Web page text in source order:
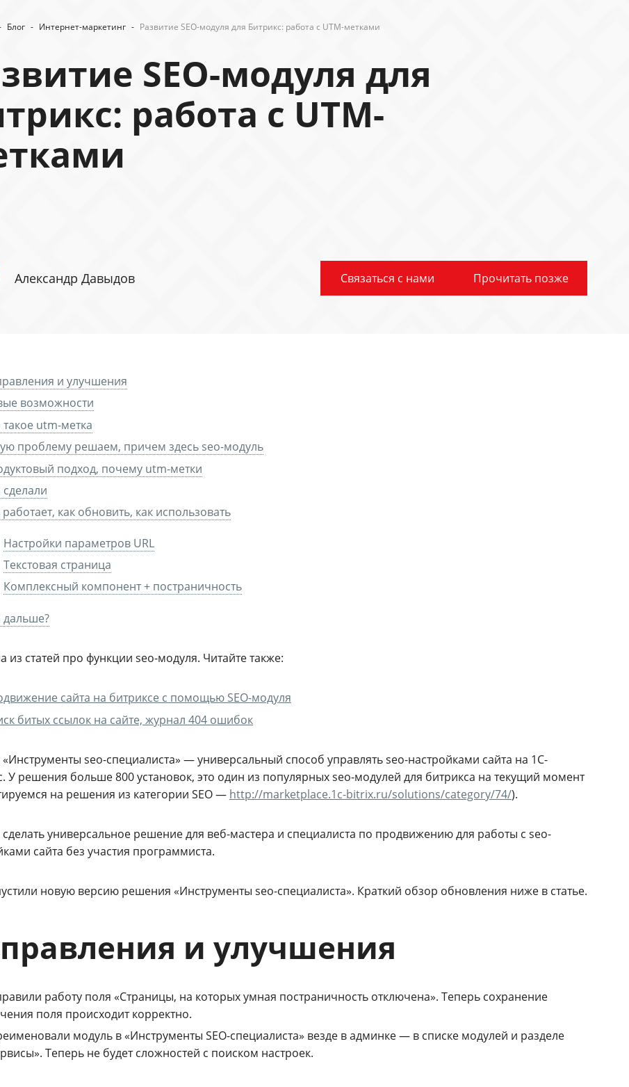
Блог - Интернет-маркетинг - Развитие SEO-модуля для Битрикс: работа с UTM-метками
SEO-модуля для
работа с UTM-
Александр Давыдов Связаться с нами Прочитать позже
и улучшения
возможности
такое utm-метка
проблему решаем, причем здесь seo-модуль
подход, почему utm-метки
сделали
работает, как обновить, как использовать
Настройки параметров URL
Текстовая страница
Комплексный компонент + постраничность
дальше?
из статей про функции seo-модуля. Читайте также:
сайта на битриксе с помощью SEO-модуля
битых ссылок на сайте, журнал 404 ошибок
seo-специалиста» — универсальный способ управлять seo-настройками сайта на 1С-
У решения больше 800 установок, это один из популярных seo-модулей для битрикса на текущий момент
на решения из категории SEO — http://marketplace.1c-bitrix.ru/solutions/category/74/).
универсальное решение для веб-мастера и специалиста по продвижению для работы с seo-
сайта без участия программиста.
новую версию решения «Инструменты seo-специалиста». Краткий обзор обновления ниже в статье.
и улучшения
работу поля «Страницы, на которых умная постраничность отключена». Теперь сохранение
поля происходит корректно.
модуль в «Инструменты SEO-специалиста» везде в админке — в списке модулей и разделе
Теперь не будет сложностей с поиском настроек.